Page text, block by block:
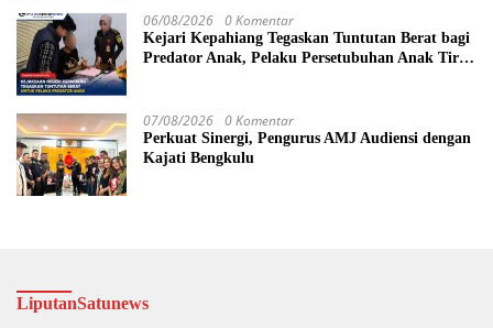
06/08/2026 0 Komentar
Kejari Kepahiang Tegaskan Tuntutan Berat bagi
Predator Anak, Pelaku Persetubuhan Anak Tiri
07/08/2026 0 Komentar
Perkuat Sinergi, Pengurus AMJ Audiensi dengan
Kajati Bengkulu
LiputanSatunews